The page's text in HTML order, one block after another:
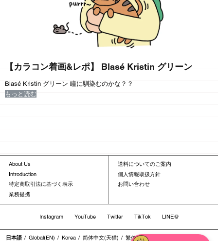
【カラコン着画&レポ】 Blasé Kristin グリーン
Blasé Kristin グリーン 瞳に馴染むのかな？？
もっと読む
About Us
Introduction
特定商取引法に基づく表示
業務提携
送料についてのご案内
個人情報取扱方針
お問い合わせ
Instagram YouTube Twitter TikTok LINE@
日本語 Global(EN) Korea 简体中文(天猫) 繁体中文